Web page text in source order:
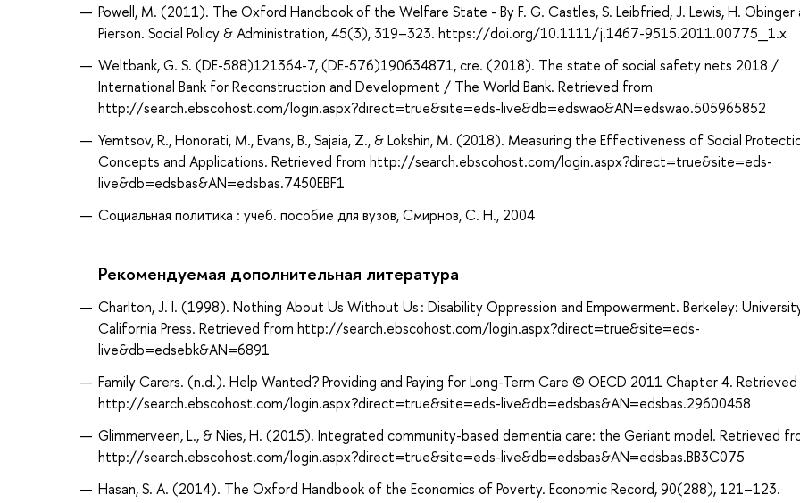
Powell, M. (2011). The Oxford Handbook of the Welfare State - By F. G. Castles, S. Leibfried, J. Lewis, H. Obinger
Pierson. Social Policy & Administration, 45(3), 319–323. https://doi.org/10.1111/j.1467-9515.2011.00775_1.x
Weltbank, G. S. (DE-588)121364-7, (DE-576)190634871, cre. (2018). The state of social safety nets 2018 /
International Bank for Reconstruction and Development / The World Bank. Retrieved from
http://search.ebscohost.com/login.aspx?direct=true&site=eds-live&db=edswao&AN=edswao.505965852
Yemtsov, R., Honorati, M., Evans, B., Sajaia, Z., & Lokshin, M. (2018). Measuring the Effectiveness of Social
Concepts and Applications. Retrieved from http://search.ebscohost.com/login.aspx?direct=true&site=eds-
live&db=edsbas&AN=edsbas.7450EBF1
Социальная политика : учеб. пособие для вузов, Смирнов, С. Н., 2004
Рекомендуемая дополнительная литература
Charlton, J. I. (1998). Nothing About Us Without Us : Disability Oppression and Empowerment. Berkeley:
California Press. Retrieved from http://search.ebscohost.com/login.aspx?direct=true&site=eds-
live&db=edsebk&AN=6891
Family Carers. (n.d.). Help Wanted? Providing and Paying for Long-Term Care © OECD 2011 Chapter 4.
http://search.ebscohost.com/login.aspx?direct=true&site=eds-live&db=edsbas&AN=edsbas.29600458
Glimmerveen, L., & Nies, H. (2015). Integrated community-based dementia care: the Geriant model. Retrieved
http://search.ebscohost.com/login.aspx?direct=true&site=eds-live&db=edsbas&AN=edsbas.BB3C075
Hasan, S. A. (2014). The Oxford Handbook of the Economics of Poverty. Economic Record, 90(288), 121–123.